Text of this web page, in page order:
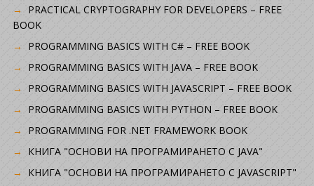
PRACTICAL CRYPTOGRAPHY FOR DEVELOPERS – FREE
BOOK
PROGRAMMING BASICS WITH C# – FREE BOOK
PROGRAMMING BASICS WITH JAVA – FREE BOOK
PROGRAMMING BASICS WITH JAVASCRIPT – FREE BOOK
PROGRAMMING BASICS WITH PYTHON – FREE BOOK
PROGRAMMING FOR .NET FRAMEWORK BOOK
КНИГА "ОСНОВИ НА ПРОГРАМИРАНЕТО С JAVA"
КНИГА "ОСНОВИ НА ПРОГРАМИРАНЕТО С JAVASCRIPT"